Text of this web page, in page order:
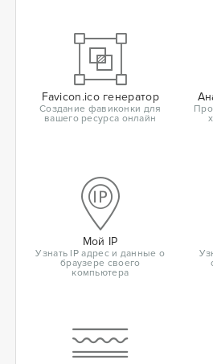
Favicon.ico генератор
Создание фавиконки для
вашего ресурса онлайн
Мой IP
Узнать IP адрес и данные о
браузере своего
компьютера